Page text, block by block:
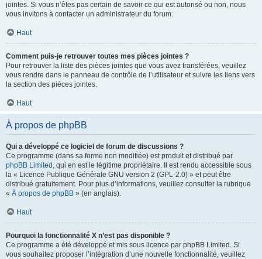
jointes. Si vous n’êtes pas certain de savoir ce qui est autorisé ou non, nous
vous invitons à contacter un administrateur du forum.
Haut
Comment puis-je retrouver toutes mes pièces jointes ?
Pour retrouver la liste des pièces jointes que vous avez transférées, veuillez
vous rendre dans le panneau de contrôle de l’utilisateur et suivre les liens vers
la section des pièces jointes.
Haut
À propos de phpBB
Qui a développé ce logiciel de forum de discussions ?
Ce programme (dans sa forme non modifiée) est produit et distribué par
phpBB Limited , qui en est le légitime propriétaire. Il est rendu accessible sous
la « Licence Publique Générale GNU version 2 (GPL-2.0) » et peut être
distribué gratuitement. Pour plus d’informations, veuillez consulter la rubrique
« À propos de phpBB » (en anglais).
Haut
Pourquoi la fonctionnalité X n’est pas disponible ?
Ce programme a été développé et mis sous licence par phpBB Limited. Si
vous souhaitez proposer l’intégration d’une nouvelle fonctionnalité, veuillez